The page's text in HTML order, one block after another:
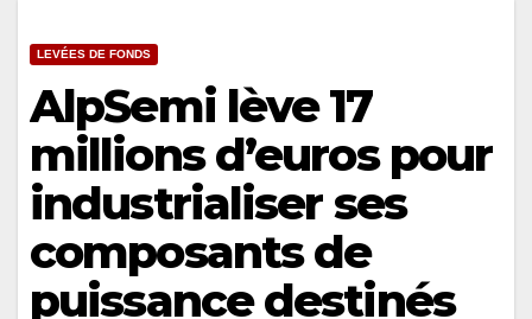
LEVÉES DE FONDS
AlpSemi lève 17
millions d’euros pour
industrialiser ses
composants de
puissance destinés